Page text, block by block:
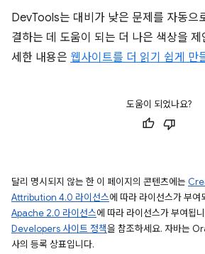
DevTools는 대비가 낮은 문제를 자동으
결하는 데 도움이 되는 더 나은 색상을
세한 내용은 웹사이트를 더 읽기 쉽게 만
도움이 되었나요?
달리 명시되지 않는 한 이 페이지의 콘텐츠에는
Attribution 4.0 라이선스에 따라 라이선스가 부여
Apache 2.0 라이선스에 따라 라이선스가 부여됩
Developers 사이트 정책을 참조하세요. 자바는
사의 등록 상표입니다.